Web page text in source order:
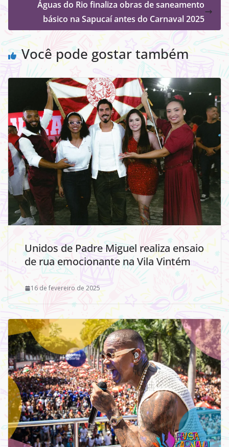
Águas do Rio finaliza obras de saneamento
básico na Sapucaí antes do Carnaval 2025
Você pode gostar também
Unidos de Padre Miguel realiza ensaio
de rua emocionante na Vila Vintém
16 de fevereiro de 2025